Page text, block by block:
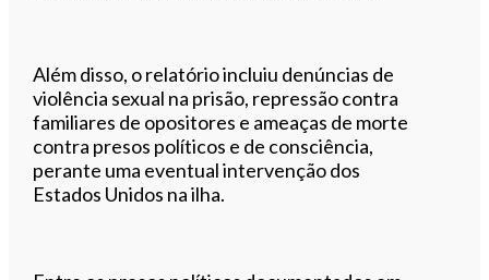
Além disso, o relatório incluiu denúncias de
violência sexual na prisão, repressão contra
familiares de opositores e ameaças de morte
contra presos políticos e de consciência,
perante uma eventual intervenção dos
Estados Unidos na ilha.